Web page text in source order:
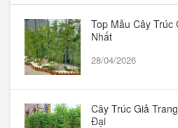
Top Mẫu Cây
Nhất
28/04/2026
Cây Trúc Giả
Đại